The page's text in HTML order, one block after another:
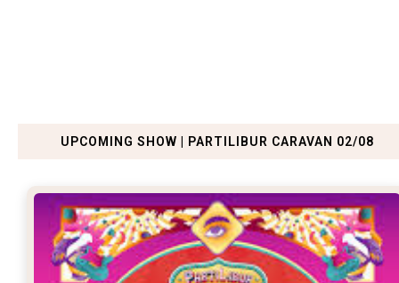
UPCOMING SHOW | PARTILIBUR CARAVAN 02/08